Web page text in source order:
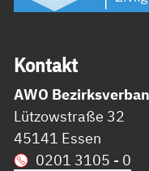
Kon­takt
AWO
Lützowstraße 32
45141 Essen
0201 3105 - 0